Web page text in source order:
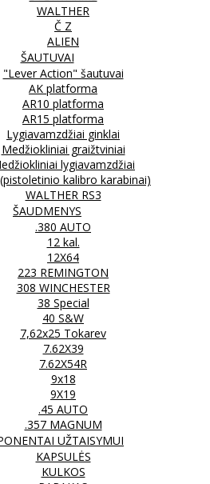
WALTHER
Č Z
ALIEN
ŠAUTUVAI
"Lever Action" šautuvai
AK platforma
AR10 platforma
AR15 platforma
Lygiavamzdžiai ginklai
Medžiokliniai graižtviniai
lygiavamzdžiai
(pistoletinio kalibro karabinai)
WALTHER RS3
ŠAUDMENYS
.380 AUTO
12 kal.
12X64
223 REMINGTON
308 WINCHESTER
38 Special
40 S&W
7,62x25 Tokarev
7.62X39
7.62X54R
9x18
9X19
.45 AUTO
.357 MAGNUM
UŽTAISYMUI
KAPSULĖS
KULKOS